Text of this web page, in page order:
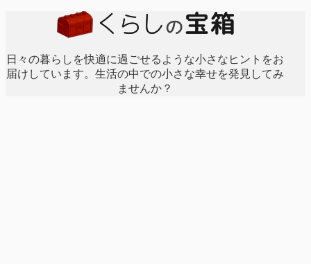
日々の暮らしを快適に過ごせるような小さなヒントをお
届けしています。生活の中での小さな幸せを発見してみ
ませんか？